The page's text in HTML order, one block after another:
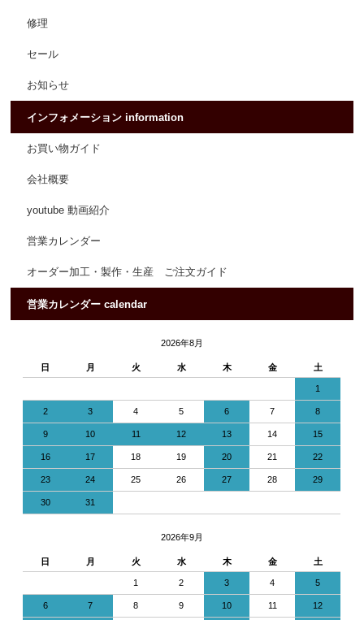
修理
セール
お知らせ
インフォメーション information
お買い物ガイド
会社概要
youtube 動画紹介
営業カレンダー
オーダー加工・製作・生産 ご注文ガイド
営業カレンダー calendar
2026年8月
日 月 火 水 木 金 土
1
2 3 4 5 6 7 8
9 10 11 12 13 14 15
16 17 18 19 20 21 22
23 24 25 26 27 28 29
30 31
2026年9月
日 月 火 水 木 金 土
1 2 3 4 5
6 7 8 9 10 11 12